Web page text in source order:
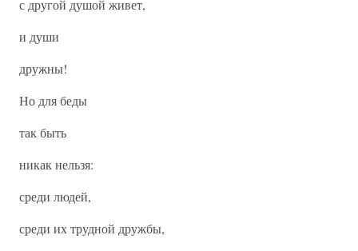
с другой душой живет,
и души
дружны!
Но для беды
так быть
никак нельзя:
среди людей,
среди их трудной дружбы,